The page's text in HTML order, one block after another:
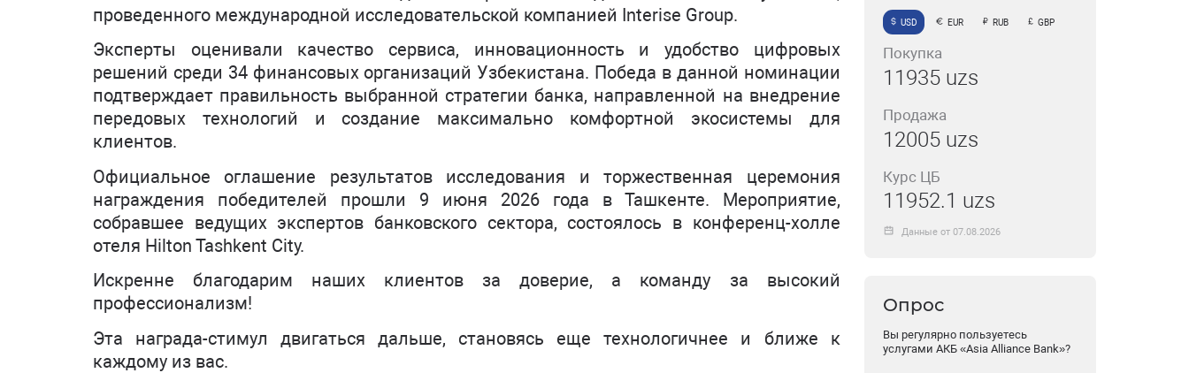
проведенного международной исследовательской компанией Interise Group.
Эксперты оценивали качество сервиса, инновационность и удобство цифровых
решений среди 34 финансовых организаций Узбекистана. Победа в данной номинации
подтверждает правильность выбранной стратегии банка, направленной на внедрение
передовых технологий и создание максимально комфортной экосистемы для
клиентов.
Официальное оглашение результатов исследования и торжественная церемония
награждения победителей прошли 9 июня 2026 года в Ташкенте. Мероприятие,
собравшее ведущих экспертов банковского сектора, состоялось в конференц-холле
отеля Hilton Tashkent City.
Искренне благодарим наших клиентов за доверие, а команду за высокий
профессионализм!
Эта награда-стимул двигаться дальше, становясь еще технологичнее и ближе к
каждому из вас.
USD EUR RUB GBP
Покупка
11935 uzs
Продажа
12005 uzs
Курс ЦБ
11952.1 uzs
Данные от 07.08.2026
Опрос
Вы регулярно пользуетесь
услугами АКБ «Asia Alliance Bank»?